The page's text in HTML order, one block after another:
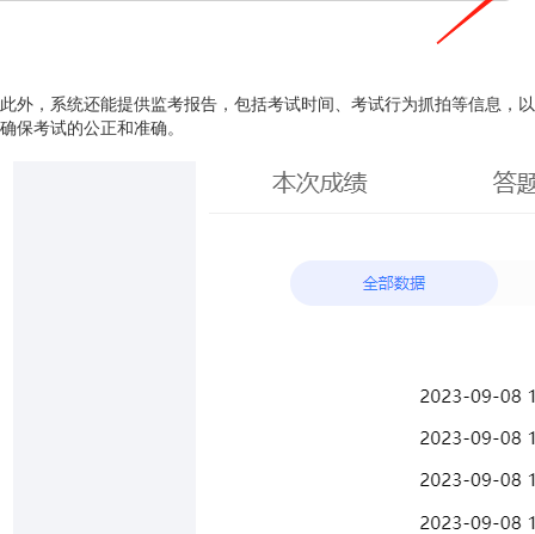
此外，系统还能提供监考报告，包括考试时间、考试行为抓拍等信息，以
确保考试的公正和准确。